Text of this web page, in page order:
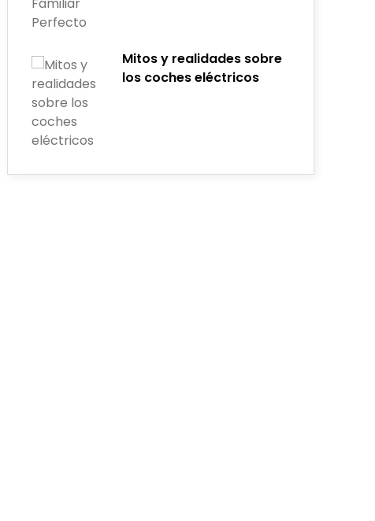
Mitos y realidades sobre
los coches eléctricos